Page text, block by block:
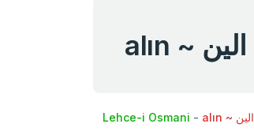
alın ~ الين
Lehce-i Osmani - alın ~ الين